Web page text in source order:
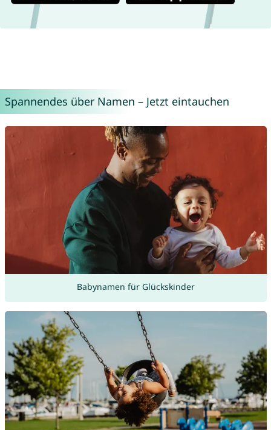
Spannendes über Namen – Jetzt eintauchen
Babynamen für Glückskinder